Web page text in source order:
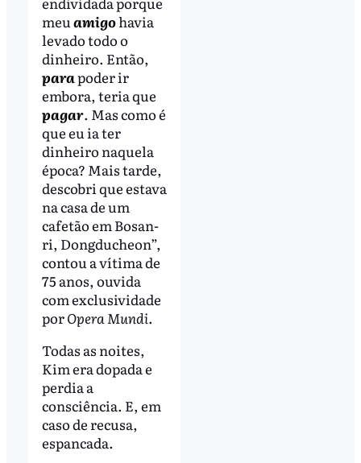
meu amigohavia
levado todo o
dinheiro. Então,
parapoder ir
embora, teria que
pagar. Mas como é
que eu ia ter
dinheiro naquela
época? Mais tarde,
descobri que estava
na casa de um
cafetão em Bosan-
ri, Dongducheon”,
contou a vítima de
75 anos, ouvida
com exclusividade
porOpera Mundi.
Todas as noites,
Kim era dopada e
perdia a
consciência. E, em
caso de recusa,
espancada.